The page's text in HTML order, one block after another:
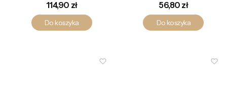
Cena
114,90 zł
Do koszyka
Cena
56,80 zł
Do koszyka